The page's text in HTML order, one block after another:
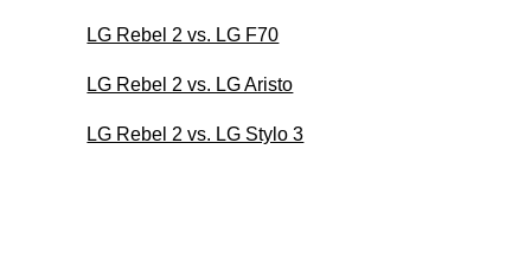
LG Rebel 2 vs. LG F70
LG Rebel 2 vs. LG Aristo
LG Rebel 2 vs. LG Stylo 3